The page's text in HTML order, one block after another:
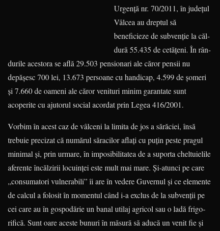
Urgenţă nr. 70/2011, în jude­ţul
Vâlcea au dreptul să
beneficieze de subvenţie la căl­
dură 55.435 de cetăţeni. În rân­
durile acestora se află 29.503 pensio­nari ale căror pensii nu
depăşesc 700 lei, 13.673 persoane cu handicap, 4.599 de şomeri
şi 7.660 de oameni ale căror veni­turi minim garantate sunt
acoperite cu aju­to­rul social acordat prin Legea 416/2001.
Vorbim în acest caz de vâlceni la limita de jos a sărăciei, însă
trebuie precizat că numărul săracilor aflaţi cu puţin peste pragul
minimal şi, prin ur­mare, în imposibi­litatea de a suporta cheltuielile
aferente în­călzirii locuinţei este mult mai mare. Şi-atunci pe care
„consumatori vulnerabili” îi are în vedere Guvernul şi ce elemente
de calcul a folosit în momentul când i-a exclus de la subvenţii pe
cei care au în gospo­dă­rie un banal utilaj agricol sau o ladă frigo­
rifică. Sunt oare aceste bunuri în măsură să aducă un venit fie şi